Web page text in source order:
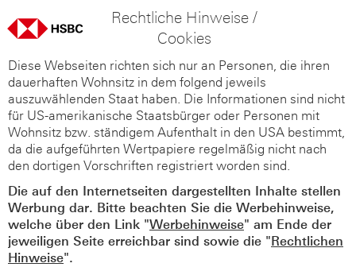
Rechtliche Hinweise /
Cookies
Diese Webseiten richten sich nur an Personen, die ihren
dauerhaften Wohnsitz in dem folgend jeweils
auszuwählenden Staat haben. Die Informationen sind nicht
für US-amerikanische Staatsbürger oder Personen mit
Wohnsitz bzw. ständigem Aufenthalt in den USA bestimmt,
da die aufgeführten Wertpapiere regelmäßig nicht nach
den dortigen Vorschriften registriert worden sind.
Die auf den Internetseiten dargestellten Inhalte stellen
Werbung dar. Bitte beachten Sie die Werbehinweise,
welche über den Link "Werbehinweise" am Ende der
jeweiligen Seite erreichbar sind sowie die "Rechtlichen
Hinweise".